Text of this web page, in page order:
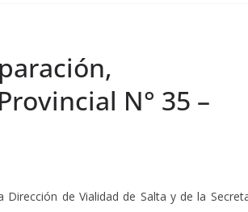
N° 35 –
de Vialidad de Salta y de la